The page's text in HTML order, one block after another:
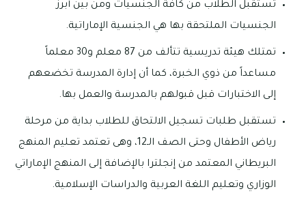
تستقبل الطلاب من كافة الجنسيات ومن بين أبرز
الجنسيات الملتحقة بها هي الجنسية الإماراتية.
تمتلك هيئة تدريسية تتألف من 87 معلم و30 معلماً
مساعداً من ذوي الخبرة، كما أن إدارة المدرسة تخضعهم
إلى الاختبارات قبل قبولهم بالمدرسة والعمل بها.
تستقبل طلبات تسجيل الالتحاق للطلاب بداية من مرحلة
رياض الأطفال وحتى الصف الـ12، وهى تعتمد تعليم المنهج
البريطاني المعتمد من إنجلترا بالإضافة إلى المنهج الإماراتي
الوزاري وتعليم اللغة العربية والدراسات الإسلامية.